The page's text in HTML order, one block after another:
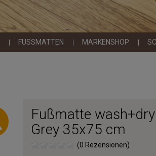
FUSSMATTEN MARKENSHOP
Fußmatte
Grey 35x75 cm
(0 Rezensionen)